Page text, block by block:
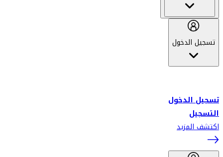
تسجيل الدخول
تسجيل الدخول
التسجيل
اكتشف المزيد